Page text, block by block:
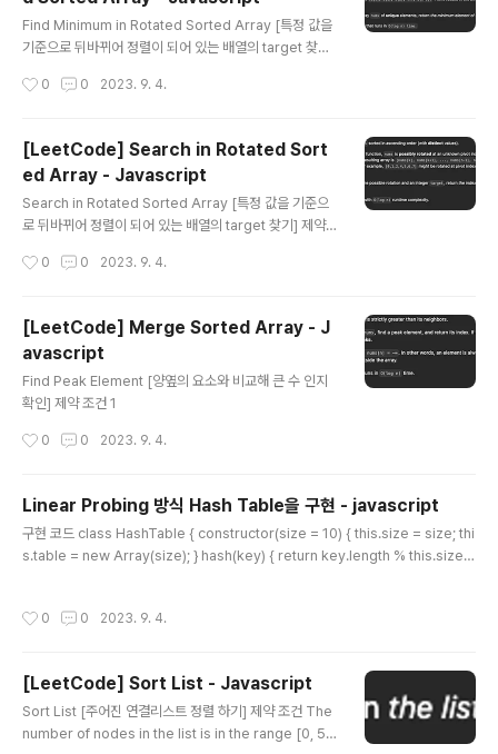
Find Minimum in Rotated Sorted Array [특정 값을
기준으로 뒤바뀌어 정렬이 되어 있는 배열의 target 찾기]
0 0 2023. 9. 4.
[LeetCode] Search in Rotated Sort
ed Array - Javascript
Search in Rotated Sorted Array [특정 값을 기준으
로 뒤바뀌어 정렬이 되어 있는 배열의 target 찾기] 제약
0 0 2023. 9. 4.
[LeetCode] Merge Sorted Array - J
avascript
Find Peak Element [양옆의 요소와 비교해 큰 수 인지
확인] 제약 조건 1
0 0 2023. 9. 4.
Linear Probing 방식 Hash Table을 구현 - javascript
구현 코드 class HashTable { constructor(size = 10) { this.size = size; thi
s.table = new Array(size); } hash(key) { return key.length % this.size; }
하면 다음 빈 인덱스 조회 for (let i = index + 1; i < this.size; i++) { if (this.ta
0 0 2023. 9. 4.
[LeetCode] Sort List - Javascript
Sort List [주어진 연결리스트 정렬 하기] 제약 조건 The
number of nodes in the list is in the range [0, 5 *